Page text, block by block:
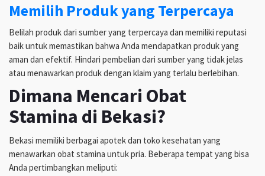
Memilih Produk yang Terpercaya
Belilah produk dari sumber yang terpercaya dan memiliki reputasi
baik untuk memastikan bahwa Anda mendapatkan produk yang
aman dan efektif. Hindari pembelian dari sumber yang tidak jelas
atau menawarkan produk dengan klaim yang terlalu berlebihan.
Dimana Mencari Obat
Stamina di Bekasi?
Bekasi memiliki berbagai apotek dan toko kesehatan yang
menawarkan obat stamina untuk pria. Beberapa tempat yang bisa
Anda pertimbangkan meliputi: